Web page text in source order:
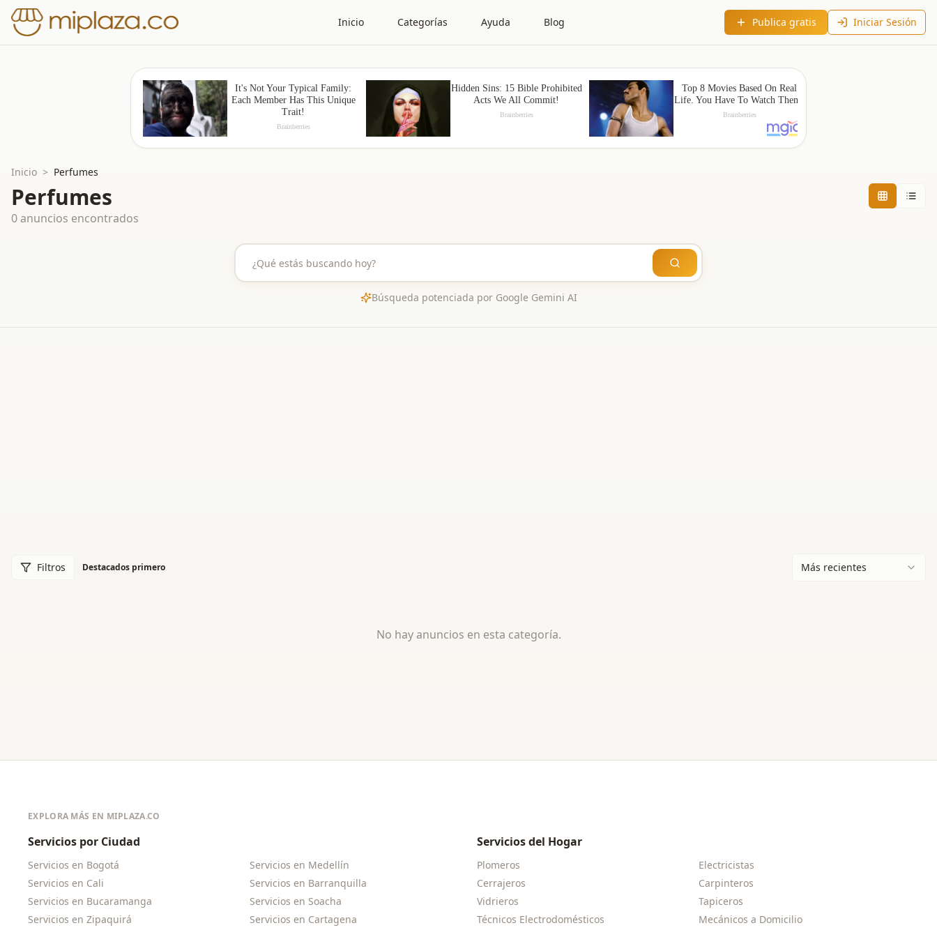
Inicio Categorías Ayuda Blog Publica gratis Iniciar Sesión
Inicio > Perfumes
Perfumes
0anuncios encontrados
Buscar
Búsqueda potenciada por Google Gemini AI
Filtros Destacados primero Más recientes
No hay anuncios en esta categoría.
EXPLORA MÁS EN MIPLAZA.CO
Servicios por Ciudad
Servicios en Bogotá Servicios en Medellín
Servicios en Cali Servicios en Barranquilla
Servicios en Bucaramanga Servicios en Soacha
Servicios en Zipaquirá Servicios en Cartagena
Servicios del Hogar
Plomeros
Electricistas
Cerrajeros
Carpinteros
Vidrieros
Tapiceros
Técnicos Electrodomésticos
Mecánicos a Domicilio